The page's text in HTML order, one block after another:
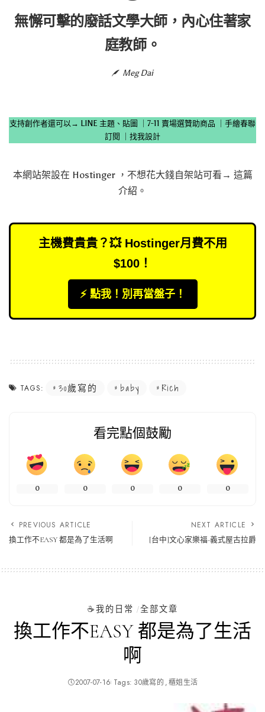
無懈可擊的廢話文學大師，內心住著家
庭教師。
Meg Dai
支持創作者還可以→ LINE 主題、貼圖 7-11 賣場選贊助商品
手繪春聯
訂閱
找我設計
本網站架設在 Hostinger，不想花大錢自架站可看→ 這篇
介紹 。
主機費貴貴？💥 Hostinger月費不用
$100！
⚡️ 點我！別再當盤子！
TAGS: 30歲寫的 baby Rich
看完點個鼓勵
0 0 0 0 0
PREVIOUS ARTICLE
換工作不EASY 都是為了生活啊
NEXT ARTICLE
[台中]文心家樂福-義式屋古拉爵
☕️我的日常 全部文章
換工作不EASY 都是為了生活
啊
2007-07-16 Tags: 30歲寫的 櫃姐生活